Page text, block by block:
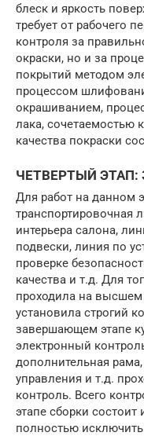
блеск и яркость
требует от рабочего
контроля за
окраски, но и за
покрытий методом
процессом
окрашиванием,
лака, сочетаемостью
качества покраски
ЧЕТВЕРТЫЙ
Для работ на данном
транспортировочная
интерьера салона,
подвески, линия по
проверке
качества и т.д. Для
проходила на высшем
установила строгий
завершающем этапе
электронный
дополнительная
управления и т.д.
контроль. Всего
этапе сборки состоит
полностью